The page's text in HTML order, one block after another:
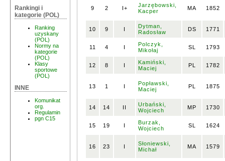
Rankingi i
kategorie (POL)
Ranking
uzyskany
(POL)
Normy na
kategorie
(POL)
Klasy
sportowe
(POL)
INNE
Komunikat
org.
Regulamin
pgn C15
9 2 I+
Jarzębowski,
Kacper
MA 1852
10 9 I
Dytman,
Radosław
DS 1771
11 4 I
Polczyk,
Mikołaj
SL 1793
12 8 I
Kamiński,
Maciej
PL 1782
13 1 I
Popławski,
Maciej
PL 1875
14 14 II
Urbański,
Wojciech
MP 1730
15 19 I
Burzak,
Wojciech
SL 1624
16 23 I
Słoniewski,
Michał
MA 1579